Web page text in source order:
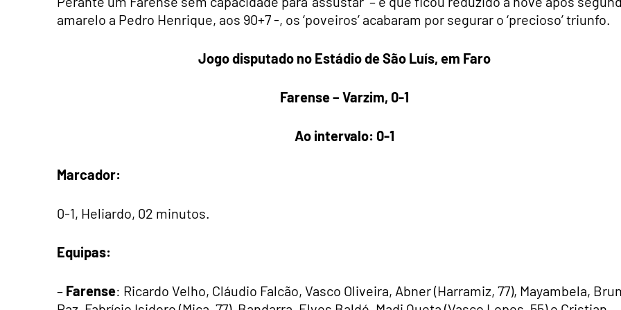
amarelo a Pedro Henrique, aos 90+7 -, os ‘poveiros’ acabaram por segurar o ‘precioso’ triunfo.
Jogo disputado no Estádio de São Luís, em Faro
Farense – Varzim, 0-1
Ao intervalo: 0-1
Marcador:
0-1, Heliardo, 02 minutos.
Equipas:
– Farense: Ricardo Velho, Cláudio Falcão, Vasco Oliveira, Abner (Harramiz, 77), Mayambela,